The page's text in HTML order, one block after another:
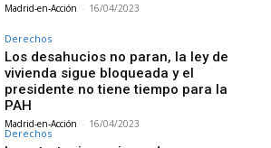
Madrid-en-Acción - 16/04/2023
Derechos
Los desahucios no paran, la ley de
vivienda sigue bloqueada y el
presidente no tiene tiempo para la
PAH
Madrid-en-Acción - 16/04/2023
Derechos